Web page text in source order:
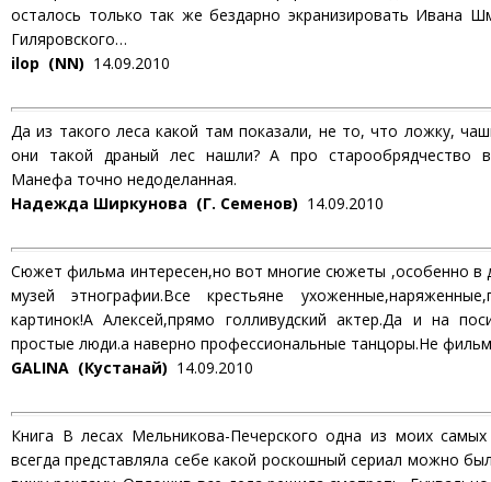
осталось только так же бездарно экранизировать Ивана
Гиляровского…
ilop (NN) 14.09.2010
Да из такого леса какой там показали, не то, что ложку,
они такой драный лес нашли? А про старообрядчество
Манефа точно недоделанная.
Надежда Ширкунова (Г. Семенов) 14.09.2010
Сюжет фильма интересен,но вот многие сюжеты ,особенно в
музей этнографии.Все крестьяне
картинок!А Алексей,прямо голливудский актер.Да и на
простые люди.а наверно профессиональные танцоры.Не
GALINA (Кустанай) 14.09.2010
Книга В лесах Мельникова-Печерского одна из моих
всегда представляла себе какой роскошный сериал можно